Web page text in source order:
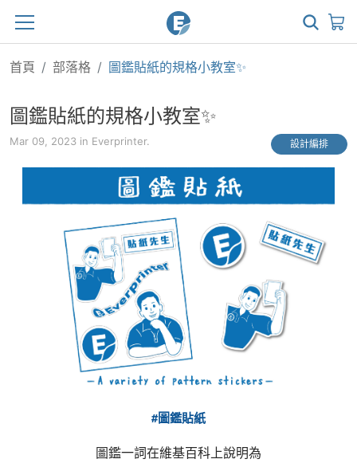
首頁 部落格 圖鑑貼紙的規格小教室✨
圖鑑貼紙的規格小教室✨
Mar 09, 2023 in Everprinter. 設計編排
#圖鑑貼紙
圖鑑一詞在維基百科上說明為